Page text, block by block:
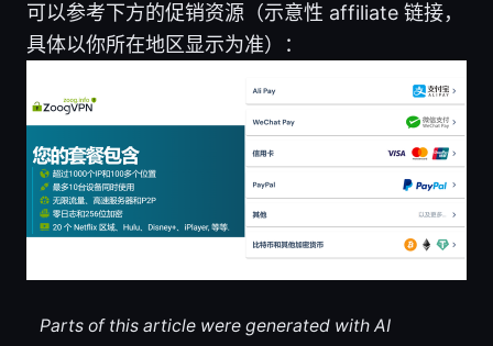
可以参考下方的促销资源（示意性 affiliate 链接，
具体以你所在地区显示为准）：
Parts of this article were generated with AI